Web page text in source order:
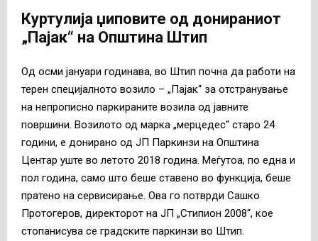
Куртулија џиповите од донираниот
„Пајак“ на Општина Штип
Од осми јануари годинава, во Штип почна да работи на
терен специјалното возило – „Пајак“ за отстранување
на непрописно паркираните возила од јавните
површини. Возилото од марка „мерцедес“ старо 24
години, е донирано од ЈП Паркинзи на Општина
Центар уште во летото 2018 година. Меѓутоа, по една и
пол година, само што беше ставено во функција, беше
пратено на сервисирање. Ова го потврди Сашко
Протогеров, директорот на ЈП „Стипион 2008“, кое
стопанисува се градските паркинзи во Штип.